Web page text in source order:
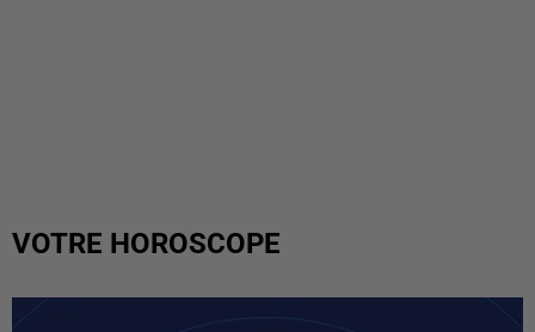
VOTRE HOROSCOPE